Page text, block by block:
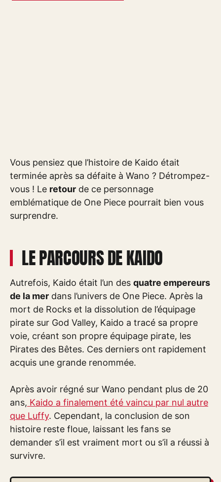
Vous pensiez que l’histoire de Kaido était
terminée après sa défaite à Wano ? Détrompez-
vous ! Le retour de ce personnage
emblématique de One Piece pourrait bien vous
surprendre.
LE PARCOURS DE KAIDO
Autrefois, Kaido était l’un des quatre empereurs
de la mer dans l’univers de One Piece. Après la
mort de Rocks et la dissolution de l’équipage
pirate sur God Valley, Kaido a tracé sa propre
voie, créant son propre équipage pirate, les
Pirates des Bêtes. Ces derniers ont rapidement
acquis une grande renommée.
Après avoir régné sur Wano pendant plus de 20
ans, Kaido a finalement été vaincu par nul autre
que Luffy. Cependant, la conclusion de son
histoire reste floue, laissant les fans se
demander s’il est vraiment mort ou s’il a réussi à
survivre.